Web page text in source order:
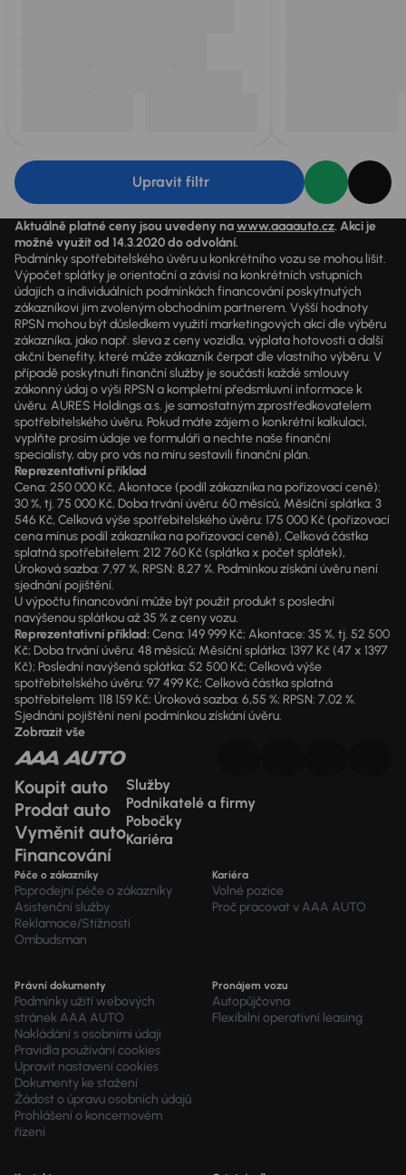
Upravit filtr
Aktuálně platné ceny jsou uvedeny nawww.aaaauto.cz. Akci je
možné využít od 14.3.2020 do odvolání.
Podmínky spotřebitelského úvěru u konkrétního vozu se mohou lišit.
Výpočet splátky je orientační a závisí na konkrétních vstupních
údajích a individuálních podmínkách financování poskytnutých
zákazníkovi jim zvoleným obchodním partnerem. Vyšší hodnoty
RPSN mohou být důsledkem využití marketingových akcí dle výběru
zákazníka, jako např. sleva z ceny vozidla, výplata hotovosti a další
akční benefity, které může zákazník čerpat dle vlastního výběru. V
případě poskytnutí finanční služby je součástí každé smlouvy
zákonný údaj o výši RPSN a kompletní předsmluvní informace k
úvěru. AURES Holdings a.s. je samostatným zprostředkovatelem
spotřebitelského úvěru. Pokud máte zájem o konkrétní kalkulaci,
vyplňte prosím údaje ve formuláři a nechte naše finanční
specialisty, aby pro vás na míru sestavili finanční plán.
Reprezentativní příklad
Cena: 250 000 Kč, Akontace (podíl zákazníka na pořizovací ceně):
30 %, tj. 75 000 Kč, Doba trvání úvěru: 60 měsíců, Měsíční splátka: 3
546 Kč, Celková výše spotřebitelského úvěru: 175 000 Kč (pořizovací
cena mínus podíl zákazníka na pořizovací ceně), Celková částka
splatná spotřebitelem: 212 760 Kč (splátka x počet splátek),
Úroková sazba: 7,97 %, RPSN: 8,27 %. Podmínkou získání úvěru není
sjednání pojištění.
U výpočtu financování může být použit produkt s poslední
navýšenou splátkou až 35 % z ceny vozu.
Reprezentativní příklad:Cena: 149 999 Kč; Akontace: 35 %, tj. 52 500
Kč; Doba trvání úvěru: 48 měsíců; Měsíční splátka: 1397 Kč (47 x 1397
Kč); Poslední navýšená splátka: 52 500 Kč; Celková výše
spotřebitelského úvěru: 97 499 Kč; Celková částka splatná
spotřebitelem: 118 159 Kč; Úroková sazba: 6,55 %; RPSN: 7,02 %.
Sjednání pojištění není podmínkou získání úvěru.
Zobrazit vše
Koupit auto
Prodat auto
Vyměnit auto
Financování
Služby
Podnikatelé a firmy
Pobočky
Kariéra
Péče o zákazníky
Poprodejní péče o zákazníky
Asistenční služby
Reklamace/Stížnosti
Ombudsman
Kariéra
Volné pozice
Proč pracovat v AAA AUTO
Právní dokumenty
Podmínky užití webových
stránek AAA AUTO
Nakládání s osobními údaji
Pravidla používání cookies
Upravit nastavení cookies
Dokumenty ke stažení
Žádost o úpravu osobních údajů
Prohlášení o koncernovém
řízení
Pronájem vozu
Autopůjčovna
Flexibilní operativní leasing